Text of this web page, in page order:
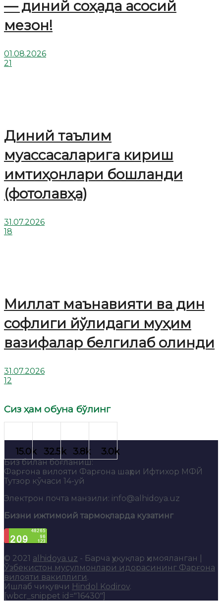
— диний соҳада асосий
мезон!
01.08.2026
21
Диний таълим
муассасаларига кириш
имтиҳонлари бошланди
(фотолавҳа)
31.07.2026
18
Миллат маънавияти ва дин
софлиги йўлидаги муҳим
вазифалар белгилаб олинди
31.07.2026
12
Сиз ҳам обуна бўлинг
Биз билан боғланиш:
Фарғона вилояти Фарғона шаҳри Ифтихор МФЙ
Тутзор кўчаси 14-уй
Электрон почта манзили: info@alhidoya.uz
Бизни ижтимоий тармоқларда кузатинг
© 2021 alhidoya.uz - Барча ҳуқуқлар ҳимояланган |
Ўзбекистон мусулмонлари идорасининг Фарғона
вилояти вакиллиги.
Ишлаб чиқувчи Hindol Kodirov.
[wbcr_snippet id="16430"]